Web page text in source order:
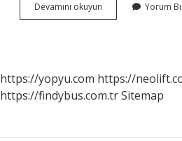
Devamını okuyun
Çerçeve
Yorum
https://yopyu.com https://
https://findybus.com.trSitemap